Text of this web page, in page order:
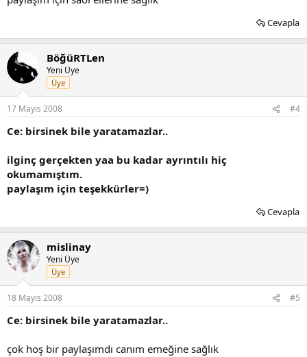
Cevapla
BöğüRTLen
Yeni Üye
Üye
17 Mayıs 2008 #4
Ce: birsinek bile yaratamazlar..
ilginç gerçekten yaa bu kadar ayrıntılı hiç
okumamıştım.
paylaşım için teşekkürler=)
Cevapla
mislinay
Yeni Üye
Üye
18 Mayıs 2008 #5
Ce: birsinek bile yaratamazlar..
çok hoş bir paylaşımdı canım emeğine sağlık